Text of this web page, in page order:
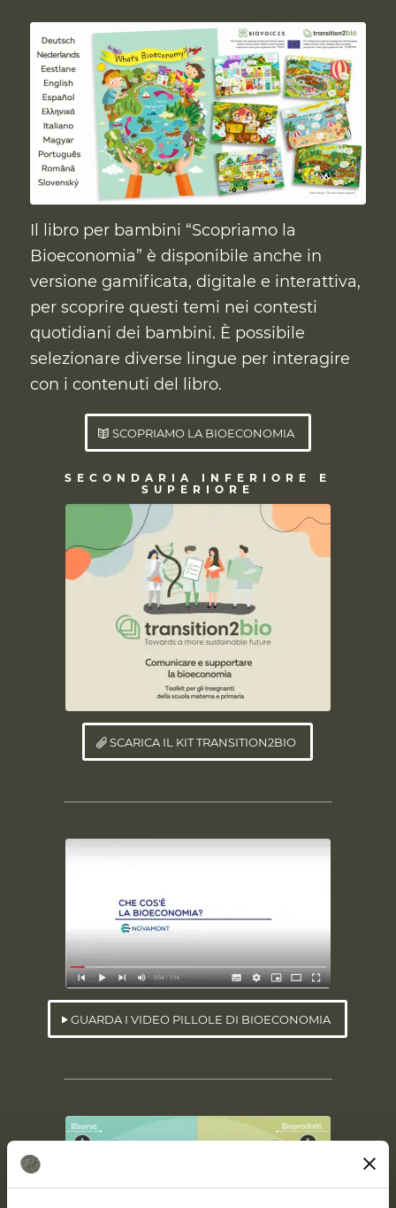
Il libro per bambini “Scopriamo la
Bioeconomia” è disponibile anche in
versione gamificata, digitale e interattiva,
per scoprire questi temi nei contesti
quotidiani dei bambini. È possibile
selezionare diverse lingue per interagire
con i contenuti del libro.
SCOPRIAMO LA BIOECONOMIA
SECONDARIA INFERIORE E
SUPERIORE
SCARICA IL KIT TRANSITION2BIO
GUARDA I VIDEO PILLOLE DI BIOECONOMIA